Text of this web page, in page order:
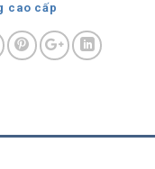
cao cấp